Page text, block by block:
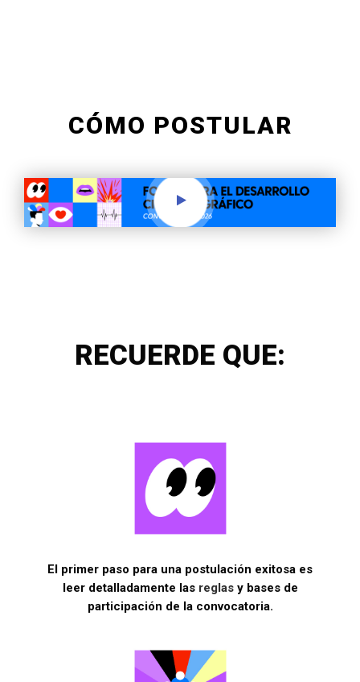
CÓMO POSTULAR
RECUERDE QUE:
El primer paso para una postulación exitosa es
leer detalladamente las reglasy bases de
participación de la convocatoria.